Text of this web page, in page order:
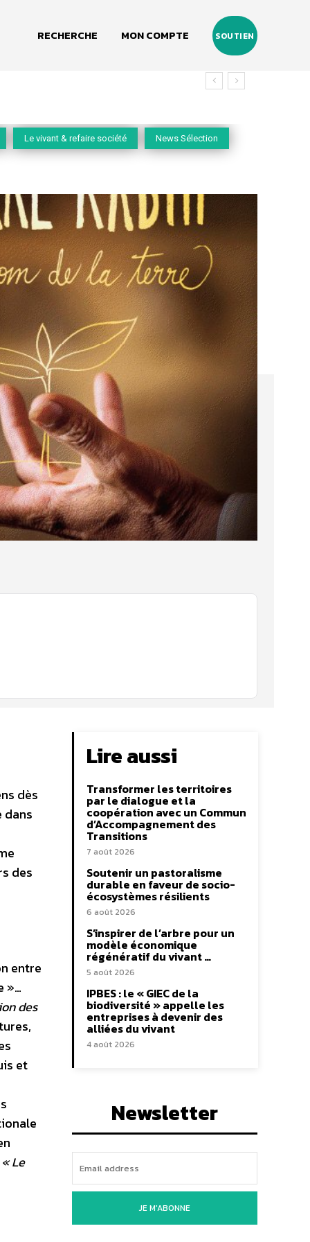
RECHERCHE MON COMPTE SOUTIEN
Le vivant & refaire société News Sélection
dès
dans
des
entre
»…
des
et
« Le
Lire aussi
Transformer les territoires
par le dialogue et la
coopération avec un Commun
d’Accompagnement des
Transitions
7 août 2026
Soutenir un pastoralisme
durable en faveur de socio-
écosystèmes résilients
6 août 2026
S’inspirer de l’arbre pour un
modèle économique
régénératif du vivant …
5 août 2026
IPBES : le « GIEC de la
biodiversité » appelle les
entreprises à devenir des
alliées du vivant
4 août 2026
Newsletter
JE M'ABONNE